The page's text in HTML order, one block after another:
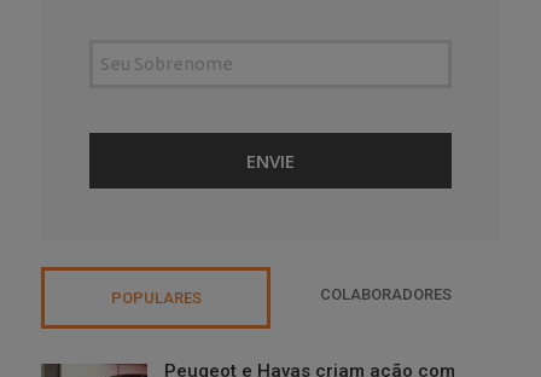
POPULARES COLABORADORES
Peugeot e Havas criam ação com